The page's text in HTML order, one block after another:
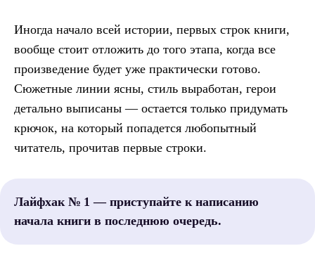
Иногда начало всей истории, первых строк книги,
вообще стоит отложить до того этапа, когда все
произведение будет уже практически готово.
Сюжетные линии ясны, стиль выработан, герои
детально выписаны — остается только придумать
крючок, на который попадется любопытный
читатель, прочитав первые строки.
Лайфхак № 1 — приступайте к написанию
начала книги в последнюю очередь.